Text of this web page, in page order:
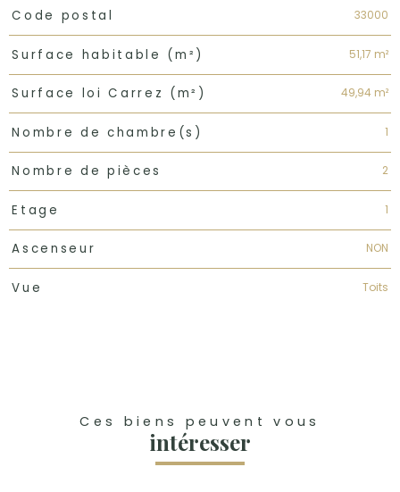
TRAD_PAMPERO_Caracteristique
Code postal 33000
Surface habitable (m²) 51,17 m²
Surface loi Carrez (m²) 49,94 m²
Nombre de chambre(s) 1
Nombre de pièces 2
Etage 1
Ascenseur NON
Vue Toits
Ces biens peuvent vous
intéresser